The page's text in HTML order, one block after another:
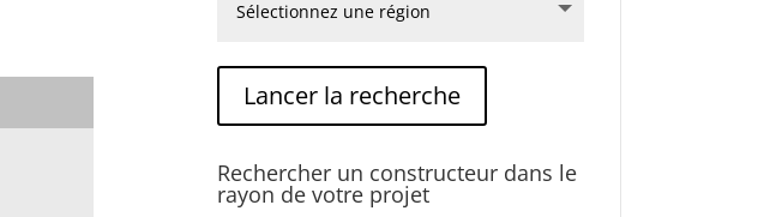
Rechercher un constructeur dans le
rayon de votre projet